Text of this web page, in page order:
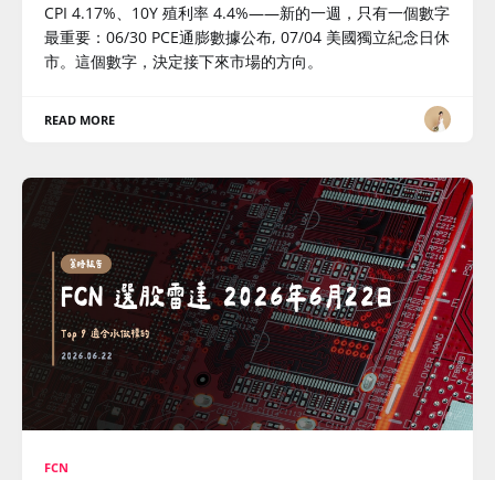
CPI 4.17%、10Y 殖利率 4.4%——新的一週，只有一個數字
最重要：06/30 PCE通膨數據公布, 07/04 美國獨立紀念日休
市。這個數字，決定接下來市場的方向。
READ MORE
FCN